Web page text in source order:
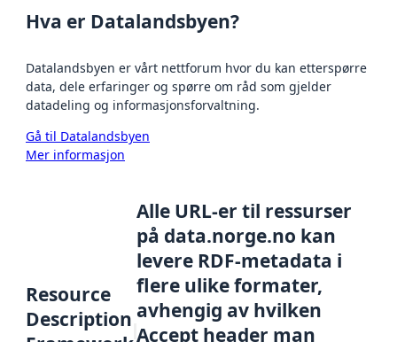
Hva er Datalandsbyen?
Datalandsbyen er vårt nettforum hvor du kan etterspørre
data, dele erfaringer og spørre om råd som gjelder
datadeling og informasjonsforvaltning.
Gå til Datalandsbyen
Mer informasjon
Resource
Description
Alle URL-er til ressurser
på data.norge.no kan
levere RDF-metadata i
flere ulike formater,
avhengig av hvilken
Accept header man